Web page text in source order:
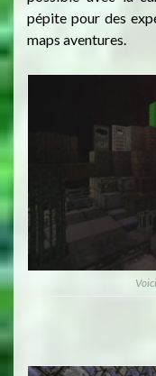
pépite pour des
maps aventures.